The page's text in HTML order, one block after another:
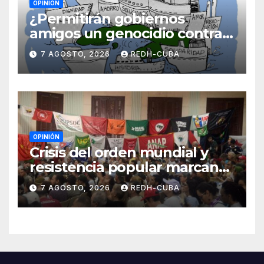
OPINIÓN
¿Permitirán gobiernos
amigos un genocidio contra
Cuba? Por Hedelberto López
Blanch
7 AGOSTO, 2026 REDH-CUBA
OPINIÓN
Crisis del orden mundial y
resistencia popular marcan
el inicio de la IV Asamblea
Continental de ALBA
Movimientos en Cuba
7 AGOSTO, 2026 REDH-CUBA